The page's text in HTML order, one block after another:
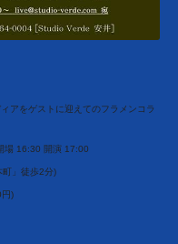
場 16:30 開演 17:00
」徒歩2分)
)